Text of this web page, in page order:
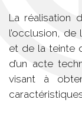
La réalisation
l’occlusion,
et de la teinte
d’un acte
visant à